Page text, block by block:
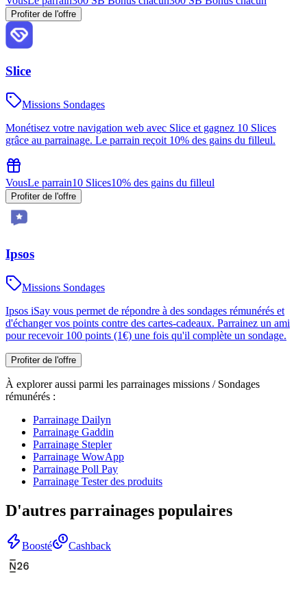
Profiter de l'offre
Slice
Missions Sondages
Monétisez votre navigation web avec Slice et gagnez 10 Slices
grâce au parrainage. Le parrain reçoit 10% des gains du filleul.
VousLe parrain10 Slices10% des gains du filleul
Profiter de l'offre
Ipsos
Missions Sondages
Ipsos iSay vous permet de répondre à des sondages rémunérés et
d'échanger vos points contre des cartes-cadeaux. Parrainez un ami
pour recevoir 100 points (1€) une fois qu'il complète un sondage.
Profiter de l'offre
À explorer aussi parmi les parrainages missions / Sondages
rémunérés :
Parrainage Dailyn
Parrainage Gaddin
Parrainage Stepler
Parrainage WowApp
Parrainage Poll Pay
Parrainage Tester des produits
D'autres parrainages populaires
Boosté Cashback